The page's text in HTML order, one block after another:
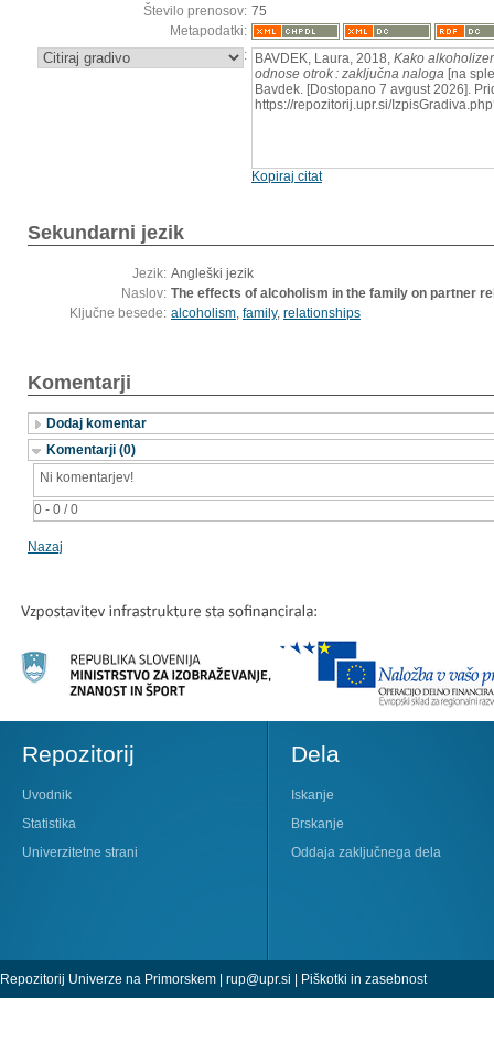
Število prenosov: 75
Metapodatki:
: BAVDEK, Laura, 2018, Kako
odnose otrok : zaključna naloga [na
Bavdek. [Dostopano 7 avgust 2026].
https://repozitorij.upr.si/
Kopiraj citat
Sekundarni jezik
Jezik: Angleški jezik
Naslov: The effects of alcoholism in the family on partner
Ključne besede: alcoholism, family, relationships
Komentarji
Dodaj komentar
Komentarji (0)
0 - 0 / 0
Ni komentarjev!
Nazaj
Repozitorij
Uvodnik
Statistika
Univerzitetne strani
Dela
Iskanje
Brskanje
Oddaja zaključnega dela
Repozitorij Univerze na Primorskem | rup@upr.si Piškotki in zasebnost